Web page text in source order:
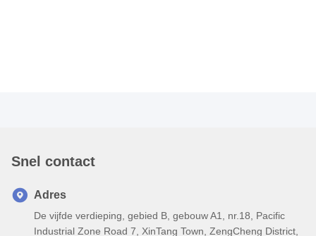
Snel contact
Adres
De vijfde verdieping, gebied B, gebouw A1, nr.18, Pacific
Industrial Zone Road 7, XinTang Town, ZengCheng District,